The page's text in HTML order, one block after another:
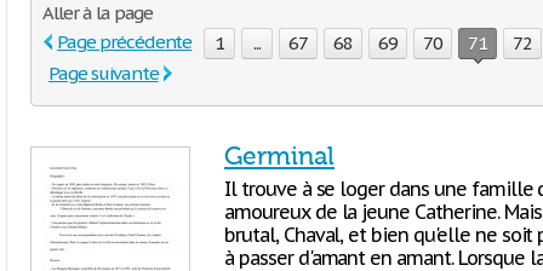
Aller à la page
Page précédente
1 ... 67 68 69 70 71
72
Page suivante
Germinal
Il trouve à se loger dans une famille
amoureux de la jeune Catherine.
brutal, Chaval, et bien qu'elle ne
à passer d'amant en amant. Lorsque